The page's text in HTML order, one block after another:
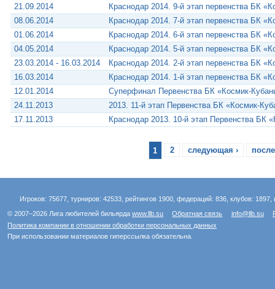
21.09.2014
Краснодар 2014. 9-й этап первенства БК
08.06.2014
Краснодар 2014. 7-й этап первенства БК
01.06.2014
Краснодар 2014. 6-й этап первенства БК
04.05.2014
Краснодар 2014. 5-й этап первенства БК
23.03.2014 - 16.03.2014
Краснодар 2014. 2-й этап первенства БК
16.03.2014
Краснодар 2014. 1-й этап первенства БК
12.01.2014
Суперфинал Первенства БК «Космик-
24.11.2013
2013. 11-й этап Первенства БК «Космик-
17.11.2013
Краснодар 2013. 10-й этап Первенства БК
1 2 следующая ›
Игроков: 75677, турниров: 42533, рейтингов 1900, федераций: 836, клубов:
© 2007–2026 Лига любителей бильярдаwww.llb.su Обратная связь info@llb.su
Политика компании в отношении обработки персональных данных
При использовании материалов гиперссылка обязательна.